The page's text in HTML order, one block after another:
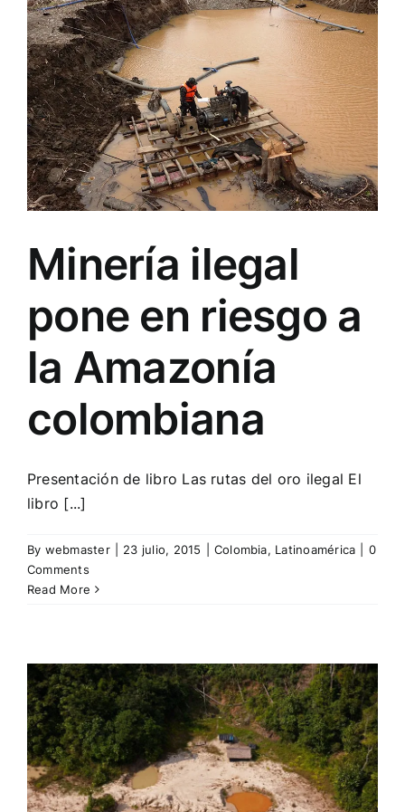
Minería ilegal
pone en riesgo a
la Amazonía
colombiana
Presentación de libro Las rutas del oro ilegal El
libro [...]
By webmaster 23 julio, 2015 Colombia, Latinoamérica
0
Comments
Read More